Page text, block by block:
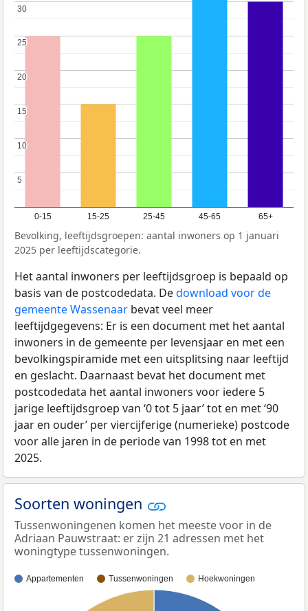
0-15 15-25 25-45 45-65 65+
5
5
10
10
15
15
20
20
25
25
30
30
Bevolking, leeftijdsgroepen: aantal inwoners op 1 januari
2025 per leeftijdscategorie.
Het aantal inwoners per leeftijdsgroep is bepaald op
basis van de postcodedata. Dedownload voor de
gemeente Wassenaar bevat veel meer
leeftijdgegevens: Er is een document met het aantal
inwoners in de gemeente per levensjaar en met een
bevolkingspiramide met een uitsplitsing naar leeftijd
en geslacht. Daarnaast bevat het document met
postcodedata het aantal inwoners voor iedere 5
jarige leeftijdsgroep van ‘0 tot 5 jaar’ tot en met ‘90
jaar en ouder’ per viercijferige (numerieke) postcode
voor alle jaren in de periode van 1998 tot en met
2025.
Soorten woningen
Tussenwoningenen komen het meeste voor in de
Adriaan Pauwstraat: er zijn 21 adressen met het
woningtype tussenwoningen.
Appartementen Tussenwoningen Hoekwoningen